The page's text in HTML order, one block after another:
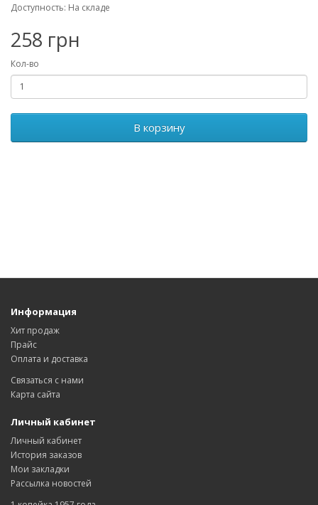
Доступность: На складе
258 грн
Кол-во
В корзину
Информация
Хит продаж
Прайс
Оплата и доставка
Связаться с нами
Карта сайта
Личный кабинет
Личный кабинет
История заказов
Мои закладки
Рассылка новостей